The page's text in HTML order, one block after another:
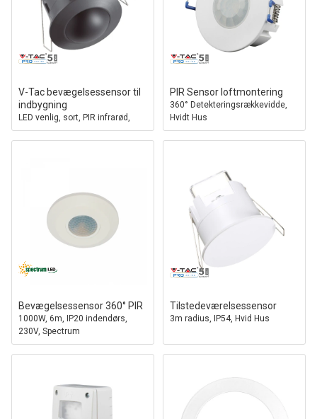
V-Tac bevægelsessensor til
indbygning
LED venlig, sort, PIR infrarød,
IP20 indendørs
PIR Sensor loftmontering
360° Detekteringsrækkevidde,
Hvidt Hus
Bevægelsessensor 360° PIR
1000W, 6m, IP20 indendørs,
230V, Spectrum
Tilstedeværelsessensor
3m radius, IP54, Hvid Hus